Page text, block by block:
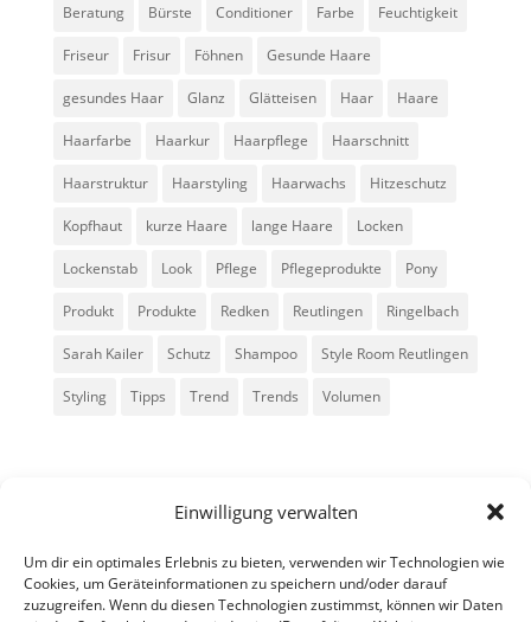
Einwilligung verwalten
Um dir ein optimales Erlebnis zu bieten, verwenden wir Technologien wie
Cookies, um Geräteinformationen zu speichern und/oder darauf
zuzugreifen. Wenn du diesen Technologien zustimmst, können wir Daten
Beratung Bürste Conditioner Farbe Feuchtigkeit
Friseur Frisur Föhnen Gesunde Haare
gesundes Haar Glanz Glätteisen Haar Haare
Haarfarbe Haarkur Haarpflege Haarschnitt
Haarstruktur Haarstyling Haarwachs Hitzeschutz
Kopfhaut kurze Haare lange Haare Locken
Lockenstab Look Pflege Pflegeprodukte Pony
Produkt Produkte Redken Reutlingen Ringelbach
Sarah Kailer Schutz Shampoo Style Room Reutlingen
Styling Tipps Trend Trends Volumen